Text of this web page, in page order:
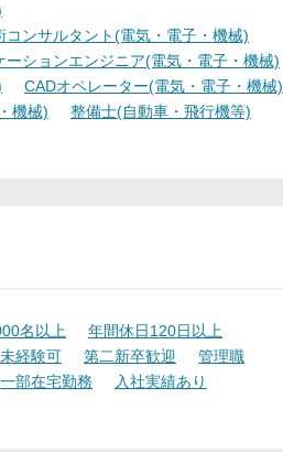
ンサルタント(電気・電子・機械)
ションエンジニア(電気・電子・機械)
CADオペレーター(電気・電子・機械)
機械)
整備士(自動車・飛行機等)
名以上
年間休日120日以上
未経験可 第二新卒歓迎
管理職
一部在宅勤務
入社実績あり